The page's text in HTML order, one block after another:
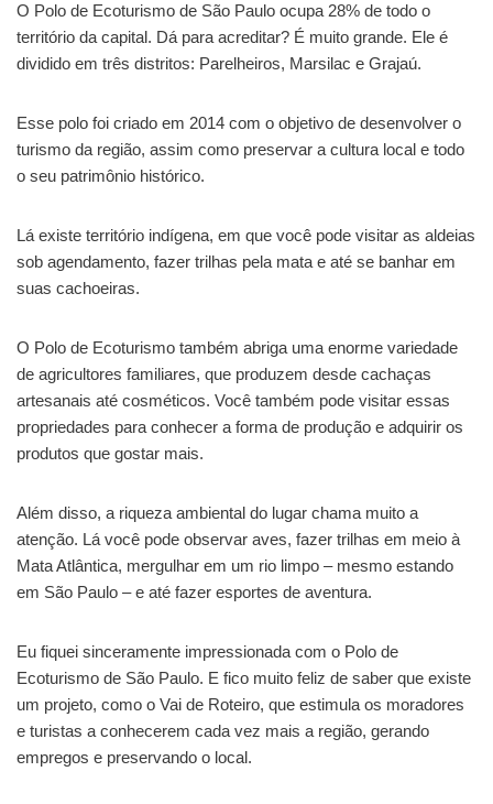
O Polo de Ecoturismo de São Paulo ocupa 28% de todo o
território da capital. Dá para acreditar? É muito grande. Ele é
dividido em três distritos: Parelheiros, Marsilac e Grajaú.
Esse polo foi criado em 2014 com o objetivo de desenvolver o
turismo da região, assim como preservar a cultura local e todo
o seu patrimônio histórico.
Lá existe território indígena, em que você pode visitar as aldeias
sob agendamento, fazer trilhas pela mata e até se banhar em
suas cachoeiras.
O Polo de Ecoturismo também abriga uma enorme variedade
de agricultores familiares, que produzem desde cachaças
artesanais até cosméticos. Você também pode visitar essas
propriedades para conhecer a forma de produção e adquirir os
produtos que gostar mais.
Além disso, a riqueza ambiental do lugar chama muito a
atenção. Lá você pode observar aves, fazer trilhas em meio à
Mata Atlântica, mergulhar em um rio limpo – mesmo estando
em São Paulo – e até fazer esportes de aventura.
Eu fiquei sinceramente impressionada com o Polo de
Ecoturismo de São Paulo. E fico muito feliz de saber que existe
um projeto, como o Vai de Roteiro, que estimula os moradores
e turistas a conhecerem cada vez mais a região, gerando
empregos e preservando o local.